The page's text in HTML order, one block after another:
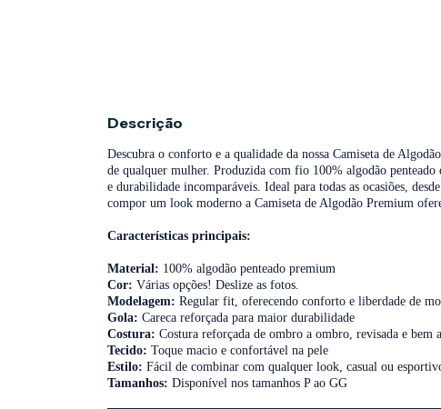
Descrição
Descubra o conforto e a qualidade da nossa Camiseta de
de qualquer mulher. Produzida com fio 100% algodão penteado
e durabilidade incomparáveis. Ideal para todas as ocasiões,
compor um look moderno a Camiseta de Algodão Premium
Características principais:
Material: 100% algodão penteado premium
Cor: Várias opções! Deslize as fotos.
Modelagem: Regular fit, oferecendo conforto e liberdade de
Gola: Careca reforçada para maior durabilidade
Costura: Costura reforçada de ombro a ombro, revisada e bem
Tecido: Toque macio e confortável na pele
Estilo: Fácil de combinar com qualquer look, casual ou
Tamanhos: Disponível nos tamanhos P ao GG